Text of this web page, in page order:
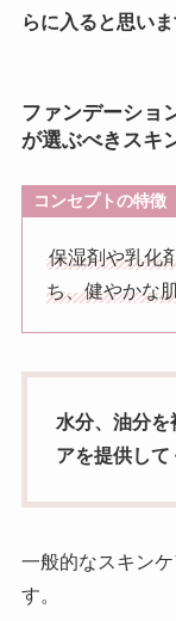
らに入ると思いま
ファンデーショ
が選ぶべきスキ
コンセプトの特徴
保湿剤や乳化
ち、健やかな
水分、油分
アを提供して
一般的なスキン
す。